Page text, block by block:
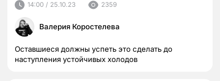
14:00 / 25.10.23 2359
Валерия Коростелева
Оставшиеся должны успеть это сделать до
наступления устойчивых холодов